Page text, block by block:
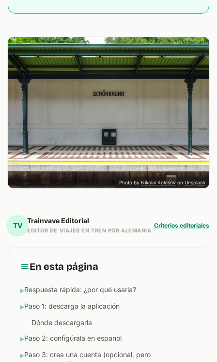
Photo by Nikolai Kolosov on Unsplash
TV
Trainvave Editorial
EDITOR DE VIAJES EN TREN POR ALEMANIA
Criterios editoriales
En esta página
▶Respuesta rápida: ¿por qué usarla?
▶Paso 1: descarga la aplicación
Dónde descargarla
▶Paso 2: configúrala en español
▶Paso 3: crea una cuenta (opcional, pero